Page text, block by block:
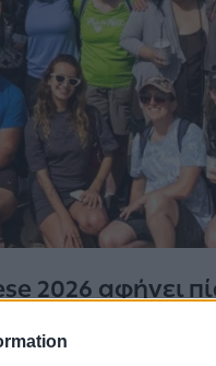
2026 αφήνει
τη